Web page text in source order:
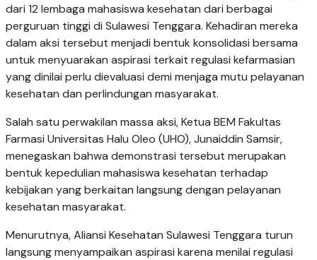
dari 12 lembaga mahasiswa kesehatan dari berbagai
perguruan tinggi di Sulawesi Tenggara. Kehadiran mereka
dalam aksi tersebut menjadi bentuk konsolidasi bersama
untuk menyuarakan aspirasi terkait regulasi kefarmasian
yang dinilai perlu dievaluasi demi menjaga mutu pelayanan
kesehatan dan perlindungan masyarakat.
Salah satu perwakilan massa aksi, Ketua BEM Fakultas
Farmasi Universitas Halu Oleo (UHO), Junaiddin Samsir,
menegaskan bahwa demonstrasi tersebut merupakan
bentuk kepedulian mahasiswa kesehatan terhadap
kebijakan yang berkaitan langsung dengan pelayanan
kesehatan masyarakat.
Menurutnya, Aliansi Kesehatan Sulawesi Tenggara turun
langsung menyampaikan aspirasi karena menilai regulasi